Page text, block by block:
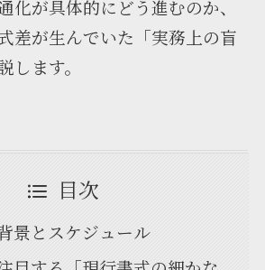
化が具体的にどう進むのか、
差が生んでいた「実務上の盲
します。
目次
景とスケジュール